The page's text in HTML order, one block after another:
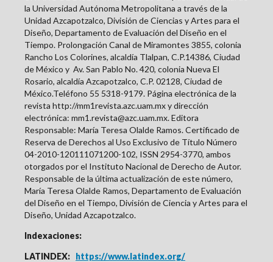
la Universidad Autónoma Metropolitana a través de la
Unidad Azcapotzalco, División de Ciencias y Artes para el
Diseño, Departamento de Evaluación del Diseño en el
Tiempo. Prolongación Canal de Miramontes 3855, colonia
Rancho Los Colorines, alcaldía Tlalpan, C.P.14386, Ciudad
de México y Av. San Pablo No. 420, colonia Nueva El
Rosario, alcaldía Azcapotzalco, C.P. 02128, Ciudad de
México.Teléfono 55 5318-9179. Página electrónica de la
revista http://mm1revista.azc.uam.mx y dirección
electrónica: mm1.revista@azc.uam.mx. Editora
Responsable: María Teresa Olalde Ramos. Certificado de
Reserva de Derechos al Uso Exclusivo de Título Número
04-2010-120111071200-102, ISSN 2954-3770, ambos
otorgados por el Instituto Nacional de Derecho de Autor.
Responsable de la última actualización de este número,
María Teresa Olalde Ramos, Departamento de Evaluación
del Diseño en el Tiempo, División de Ciencia y Artes para el
Diseño, Unidad Azcapotzalco.
Indexaciones:
LATINDEX: https://www.latindex.org/